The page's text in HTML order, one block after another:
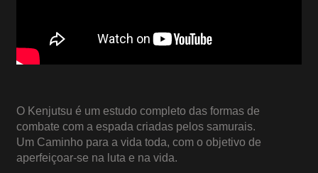
O Kenjutsu é um estudo completo das formas de
combate com a espada criadas pelos samurais.
Um Caminho para a vida toda, com o objetivo de
aperfeiçoar-se na luta e na vida.